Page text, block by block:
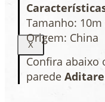
X
Tamanho: 10m
Origem: China
Confira abaixo
parede Aditare